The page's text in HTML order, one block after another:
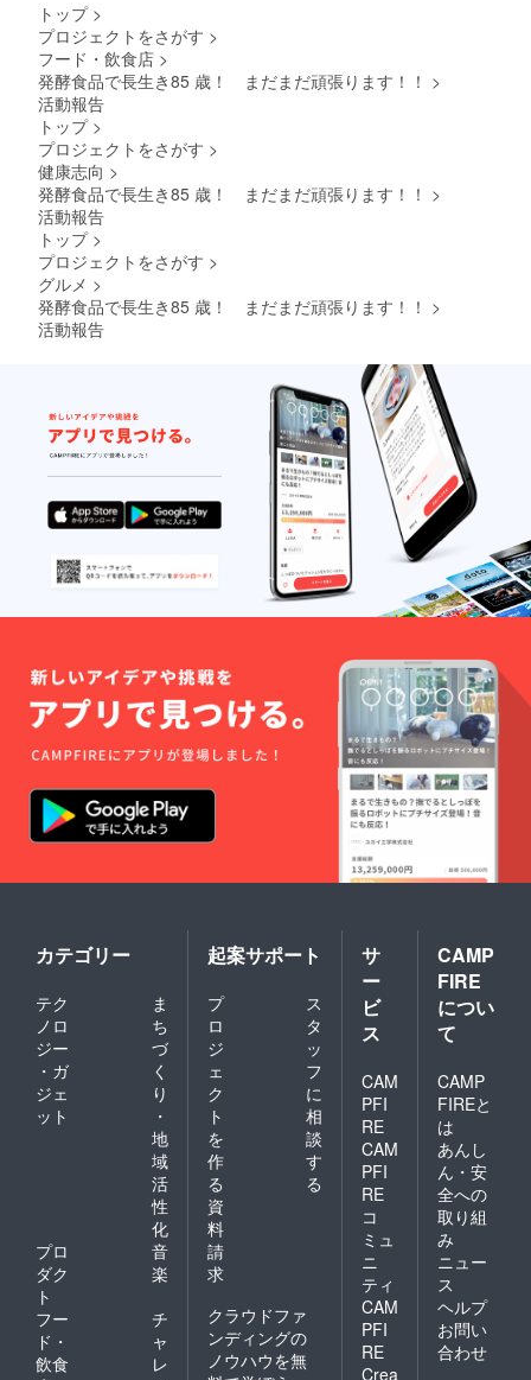
トップ >
プロジェクトをさがす >
フード・飲食店 >
発酵食品で長生き85 歳！ まだまだ頑張ります！！ >
活動報告
トップ >
プロジェクトをさがす >
健康志向 >
発酵食品で長生き85 歳！ まだまだ頑張ります！！ >
活動報告
トップ >
プロジェクトをさがす >
グルメ >
発酵食品で長生き85 歳！ まだまだ頑張ります！！ >
活動報告
カテゴリー
テク
ノロ
ジー
・ガ
ジェ
ット
ま
ち
づ
く
り
・
地
域
活
性
化
プロ
ダク
ト
音
楽
フー
ド・
飲食
チ
ャ
レ
起案サポート
プ
ロ
ジ
ェ
ク
ト
を
作
る
ス
タ
ッ
フ
に
相
談
す
る
資
料
請
求
クラウドファ
ンディングの
ノウハウを無
サ
ー
ビ
ス
CAM
PFI
RE
CAM
PFI
RE
コ
ミュ
ニ
ティ
CAM
PFI
RE
Crea
CAMP
FIRE
につい
て
CAMP
FIREと
は
あんし
ん・安
全への
取り組
み
ニュー
ス
ヘルプ
お問い
合わせ